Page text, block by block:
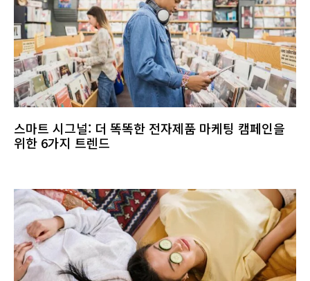
스마트 시그널: 더 똑똑한 전자제품 마케팅 캠페인을
위한 6가지 트렌드